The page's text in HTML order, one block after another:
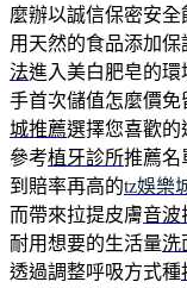
麼辦以誠信保密安
用天然的食品添加
法進入美白肥皂的
手首次儲值怎麼價
城推薦選擇您喜歡的
參考植牙診所推薦名
到賠率再高的tz娛樂
而帶來拉提皮膚音波
耐用想要的生活量洗
透過調整呼吸方式種